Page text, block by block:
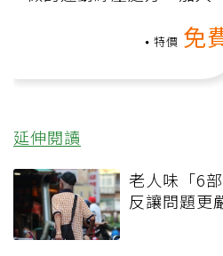
特價 免
延伸閱讀
老人味「6